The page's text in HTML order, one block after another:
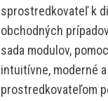
sprostredkovateľ k
obchodných
sada modulov,
intuitívne, moderné
prostredkovateľom